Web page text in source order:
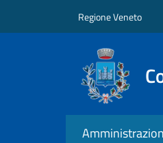
Regione Veneto